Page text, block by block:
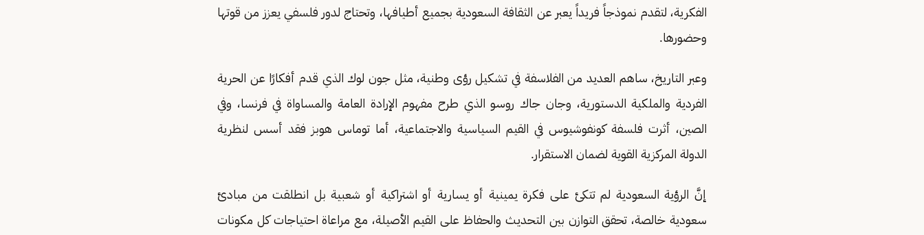
الفكرية، لتقدم نموذجاً فريداً يعبر عن الثقافة السعودية بجميع أطيافها، وتحتاج لدور فلسفي يعزز من قوتها
وحضورها.
وعبر التاريخ، ساهم العديد من الفلاسفة في تشكيل رؤى وطنية، مثل جون لوك الذي قدم أفكارًا عن الحرية
الفردية والملكية الدستورية، وجان جاك روسو الذي طرح مفهوم الإرادة العامة والمساواة في فرنسا، وفي
الصين، أثرت فلسفة كونفوشيوس في القيم السياسية والاجتماعية، أما توماس هوبز فقد أسس لنظرية
الدولة المركزية القوية لضمان الاستقرار.
إنَّ الرؤية السعودية لم تتكئ على فكرة يمينية أو يسارية أو اشتراكية أو شعبية بل انطلقت من مبادئ
سعودية خالصة، تحقق التوازن بين التحديث والحفاظ على القيم الأصيلة، مع مراعاة احتياجات كل مكونات